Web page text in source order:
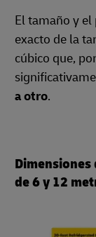
El tamaño y
exacto de la
cúbico que,
a otro.
de 6 y 12